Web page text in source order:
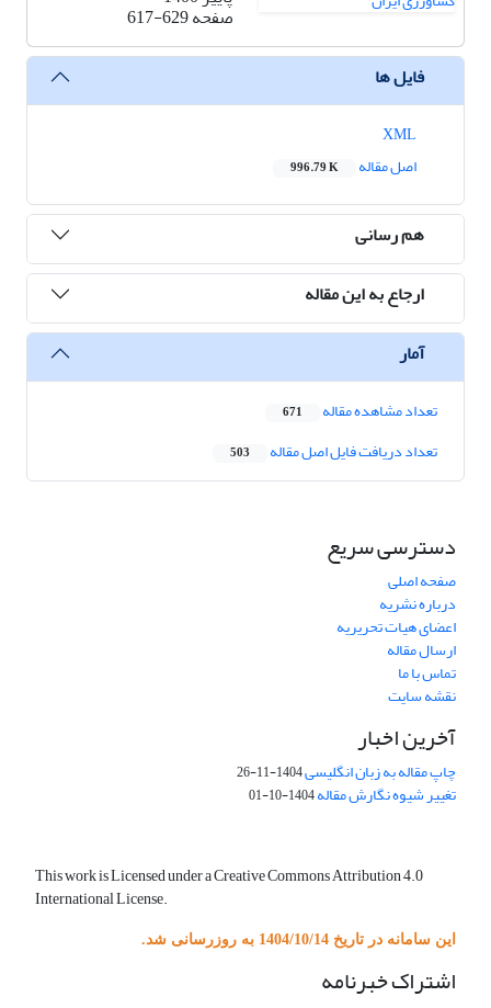
صفحه617-629
فایل ها
اصل مقاله
996.79 K
هم رسانی
ارجاع به این مقاله
آمار
تعداد مشاهده مقاله 671
تعداد دریافت فایل اصل مقاله 503
دسترسی سریع
صفحه اصلی
درباره نشریه
اعضای هیات تحریریه
ارسال مقاله
تماس با ما
نقشه سایت
آخرین اخبار
چاپ مقاله به زبان انگلیسی1404-11-26
تغییر شیوه نگارش مقاله1404-10-01
This work is Licensed under a Creative Commons Attribution 4.0
International License.
این سامانه در تاریخ 1404/10/14 به روزرسانی شد.
اشتراک خبرنامه